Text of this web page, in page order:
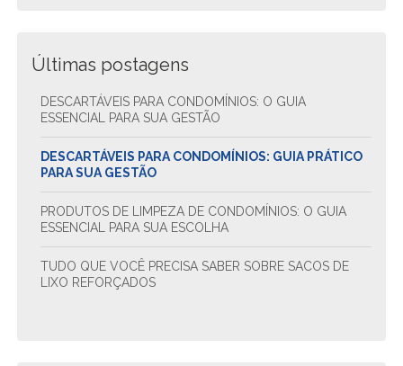
Últimas postagens
DESCARTÁVEIS PARA CONDOMÍNIOS: O GUIA
ESSENCIAL PARA SUA GESTÃO
DESCARTÁVEIS PARA CONDOMÍNIOS: GUIA PRÁTICO
PARA SUA GESTÃO
PRODUTOS DE LIMPEZA DE CONDOMÍNIOS: O GUIA
ESSENCIAL PARA SUA ESCOLHA
TUDO QUE VOCÊ PRECISA SABER SOBRE SACOS DE
LIXO REFORÇADOS